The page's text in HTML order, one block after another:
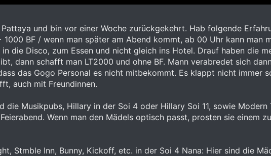
und bin vor einer Woche zurückgekehrt. Hab folgende
1000 BF / wenn man später am Abend kommt, ab 00 Uhr kann man
die Disco, zum Essen und nicht gleich ins Hotel. Drauf haben die
dann schafft man LT2000 und ohne BF. Mann verabredet sich
das Gogo Personal es nicht mitbekommt. Es klappt nicht immer
auch mit Freundinnen.
die Musikpubs, Hillary in der Soi 4 oder Hillary Soi 11, sowie Modern
Wenn man den Mädels optisch passt, prosten sie einem
Stmble Inn, Bunny, Kickoff, etc. in der Soi 4 Nana: Hier sind die